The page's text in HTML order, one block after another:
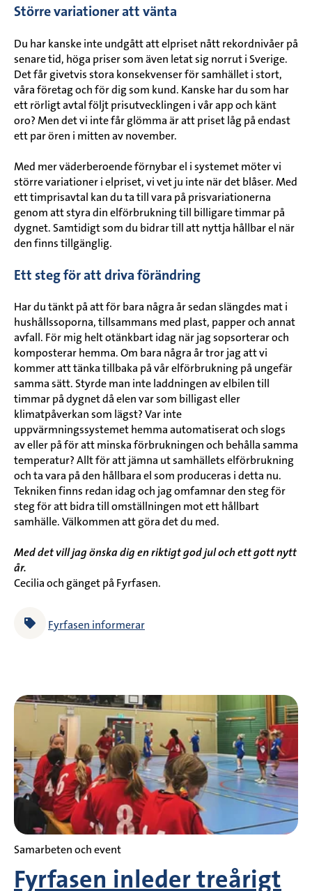
Större variationer att vänta
Du har kanske inte undgått att elpriset nått rekordnivåer på
senare tid, höga priser som även letat sig norrut i Sverige.
Det får givetvis stora konsekvenser för samhället i stort,
våra företag och för dig som kund. Kanske har du som har
ett rörligt avtal följt prisutvecklingen i vår app och känt
oro? Men det vi inte får glömma är att priset låg på endast
ett par ören i mitten av november.
Med mer väderberoende förnybar el i systemet möter vi
större variationer i elpriset, vi vet ju inte när det blåser. Med
ett timprisavtal kan du ta till vara på prisvariationerna
genom att styra din elförbrukning till billigare timmar på
dygnet. Samtidigt som du bidrar till att nyttja hållbar el när
den finns tillgänglig.
Ett steg för att driva förändring
Har du tänkt på att för bara några år sedan slängdes mat i
hushållssoporna, tillsammans med plast, papper och annat
avfall. För mig helt otänkbart idag när jag sopsorterar och
komposterar hemma. Om bara några år tror jag att vi
kommer att tänka tillbaka på vår elförbrukning på ungefär
samma sätt. Styrde man inte laddningen av elbilen till
timmar på dygnet då elen var som billigast eller
klimatpåverkan som lägst? Var inte
uppvärmningssystemet hemma automatiserat och slogs
av eller på för att minska förbrukningen och behålla samma
temperatur? Allt för att jämna ut samhällets elförbrukning
och ta vara på den hållbara el som produceras i detta nu.
Tekniken finns redan idag och jag omfamnar den steg för
steg för att bidra till omställningen mot ett hållbart
samhälle. Välkommen att göra det du med.
Med det vill jag önska dig en riktigt god jul och ett gott nytt
år.
Cecilia och gänget på Fyrfasen.
Fyrfasen informerar
Samarbeten och event
Fyrfasen inleder treårigt